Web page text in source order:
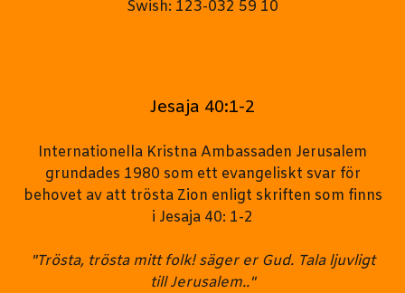
Swish: 123-032 59 10
Jesaja 40:1-2
Internationella Kristna Ambassaden Jerusalem
grundades 1980 som ett evangeliskt svar för
behovet av att trösta Zion enligt skriften som finns
i Jesaja 40: 1-2
"Trösta, trösta mitt folk! säger er Gud. Tala ljuvligt
till Jerusalem.."